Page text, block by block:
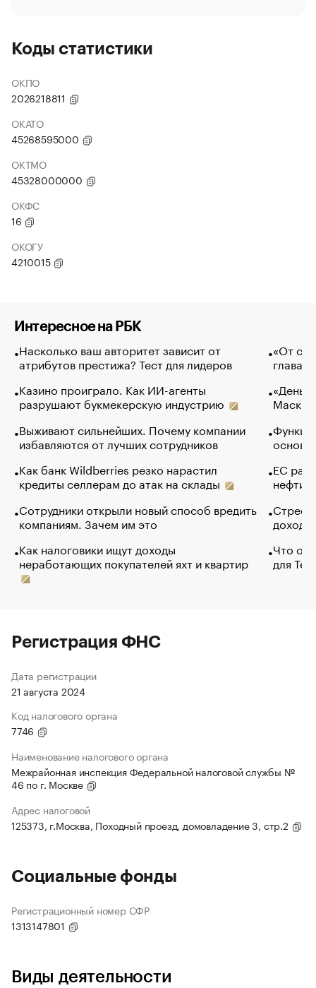
Коды статистики
ОКПО
2026218811
ОКАТО
45268595000
ОКТМО
45328000000
ОКФС
16
ОКОГУ
4210015
Интересное на РБК
Насколько ваш авторитет зависит от
атрибутов престижа? Тест для лидеров
Казино проиграло. Как ИИ-агенты
разрушают букмекерскую индустрию
Выживают сильнейших. Почему компании
избавляются от лучших сотрудников
Как банк Wildberries резко нарастил
кредиты селлерам до атак на склады
Сотрудники открыли новый способ вредить
компаниям. Зачем им это
Как налоговики ищут доходы
неработающих покупателей яхт и квартир
«От
глава
Маск в
основ
ЕС
нефти
Что
для
Регистрация ФНС
Дата регистрации
21 августа 2024
Код налогового органа
7746
Наименование налогового органа
Межрайонная инспекция Федеральной налоговой службы №
46 по г. Москве
Адрес налоговой
125373, г.Москва, Походный проезд, домовладение 3, стр.2
Социальные фонды
Регистрационный номер СФР
1313147801
Виды деятельности